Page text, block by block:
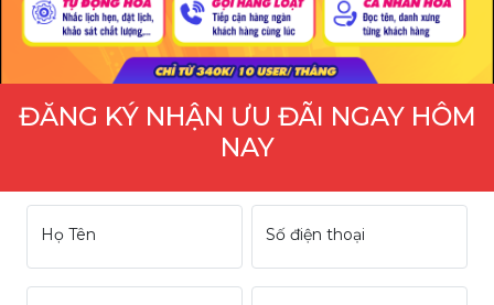
ĐĂNG KÝ NHẬN ƯU ĐÃI NGAY HÔM
NAY
Họ Tên Số điện thoại